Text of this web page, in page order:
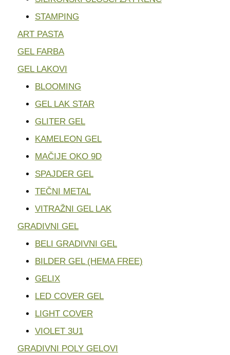
STAMPING
ART PASTA
GEL FARBA
GEL LAKOVI
BLOOMING
GEL LAK STAR
GLITER GEL
KAMELEON GEL
MAČIJE OKO 9D
SPAJDER GEL
TEČNI METAL
VITRAŽNI GEL LAK
GRADIVNI GEL
BELI GRADIVNI GEL
BILDER GEL (HEMA FREE)
GELIX
LED COVER GEL
LIGHT COVER
VIOLET 3U1
GRADIVNI POLY GELOVI